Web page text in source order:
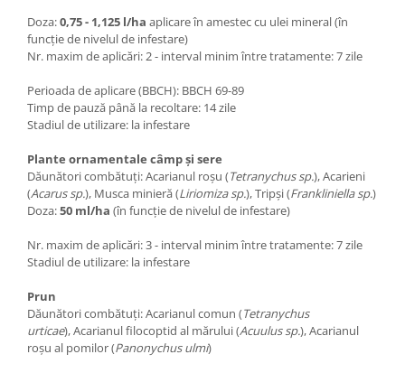
Doza:0,75 - 1,125 l/ha aplicare în amestec cu ulei mineral (în
funcție de nivelul de infestare)
Nr. maxim de aplicări: 2 - interval minim între tratamente: 7 zile
Perioada de aplicare (BBCH): BBCH 69-89
Timp de pauză până la recoltare: 14 zile
Stadiul de utilizare: la infestare
Plante ornamentale câmp și sere
Dăunători combătuți: Acarianul roșu (Tetranychus sp.), Acarieni
(Acarus sp.), Musca minieră (Liriomiza sp.), Tripși (Frankliniella sp.)
Doza:50 ml/ha (în funcție de nivelul de infestare)
Nr. maxim de aplicări: 3 - interval minim între tratamente: 7 zile
Stadiul de utilizare: la infestare
Prun
Dăunători combătuți: Acarianul comun (Tetranychus
urticae), Acarianul filocoptid al mărului (Acuulus sp.), Acarianul
roșu al pomilor (Panonychus ulmi)